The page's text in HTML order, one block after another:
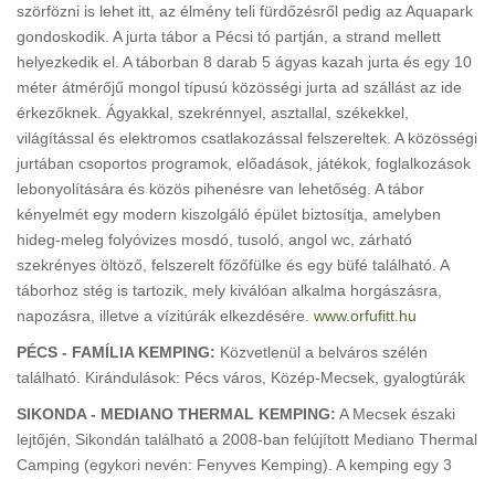
szörfözni is lehet itt, az élmény teli fürdőzésről pedig az Aquapark
gondoskodik. A jurta tábor a Pécsi tó partján, a strand mellett
helyezkedik el. A táborban 8 darab 5 ágyas kazah jurta és egy 10
méter átmérőjű mongol típusú közösségi jurta ad szállást az ide
érkezőknek. Ágyakkal, szekrénnyel, asztallal, székekkel,
világítással és elektromos csatlakozással felszereltek. A közösségi
jurtában csoportos programok, előadások, játékok, foglalkozások
lebonyolítására és közös pihenésre van lehetőség. A tábor
kényelmét egy modern kiszolgáló épület biztosítja, amelyben
hideg-meleg folyóvizes mosdó, tusoló, angol wc, zárható
szekrényes öltöző, felszerelt főzőfülke és egy büfé található. A
táborhoz stég is tartozik, mely kiválóan alkalma horgászásra,
napozásra, illetve a vízitúrák elkezdésére. www.orfufitt.hu
PÉCS - FAMÍLIA KEMPING: Közvetlenül a belváros szélén
található. Kirándulások: Pécs város, Közép-Mecsek, gyalogtúrák
SIKONDA - MEDIANO THERMAL KEMPING: A Mecsek északi
lejtőjén, Sikondán található a 2008-ban felújított Mediano Thermal
Camping (egykori nevén: Fenyves Kemping). A kemping egy 3